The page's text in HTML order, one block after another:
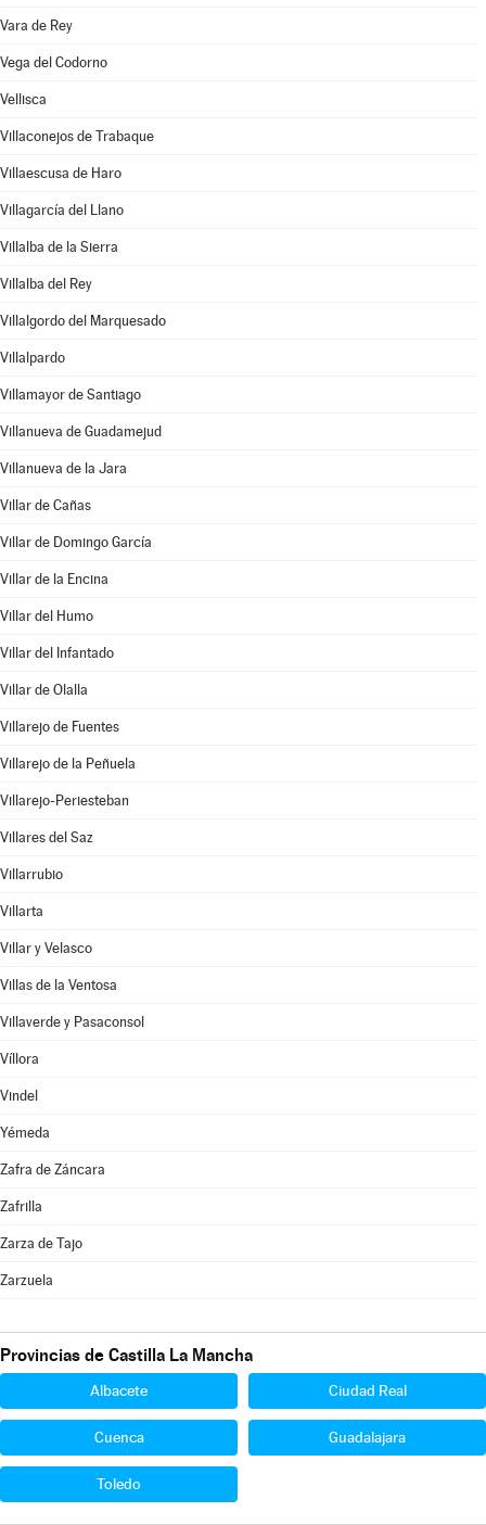
Vara de Rey
Vega del Codorno
Vellisca
Villaconejos de Trabaque
Villaescusa de Haro
Villagarcía del Llano
Villalba de la Sierra
Villalba del Rey
Villalgordo del Marquesado
Villalpardo
Villamayor de Santiago
Villanueva de Guadamejud
Villanueva de la Jara
Villar de Cañas
Villar de Domingo García
Villar de la Encina
Villar del Humo
Villar del Infantado
Villar de Olalla
Villarejo de Fuentes
Villarejo de la Peñuela
Villarejo-Periesteban
Villares del Saz
Villarrubio
Villarta
Villar y Velasco
Villas de la Ventosa
Villaverde y Pasaconsol
Víllora
Vindel
Yémeda
Zafra de Záncara
Zafrilla
Zarza de Tajo
Zarzuela
Provincias de Castilla La Mancha
Albacete Ciudad Real
Cuenca Guadalajara
Toledo